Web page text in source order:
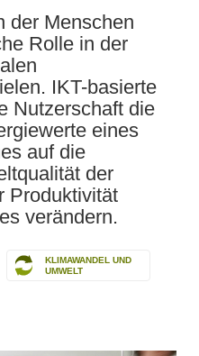
der Menschen
Rolle in der
IKT-basierte
Nutzerschaft die
eines
auf die
der
Produktivität
verändern.
KLIMAWANDEL UND
UMWELT